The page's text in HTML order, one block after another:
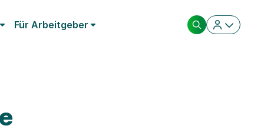
Für Arbeitgeber